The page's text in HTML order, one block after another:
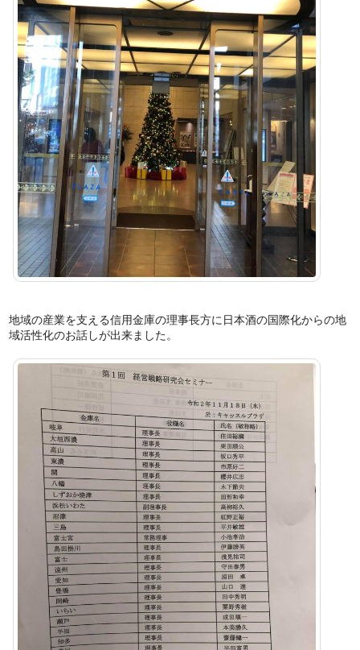
地域の産業を支える信用金庫の理事長方に日本酒の国際化からの地
域活性化のお話しが出来ました。